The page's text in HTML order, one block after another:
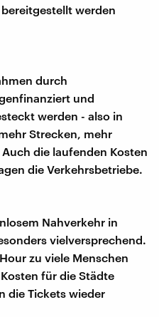
werden
durch
und
werden - also in
Strecken, mehr
die laufenden Kosten
die Verkehrsbetriebe.
Nahverkehr in
vielversprechend.
zu viele Menschen
für die Städte
die Tickets wieder